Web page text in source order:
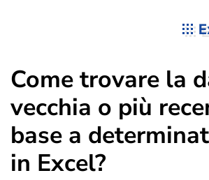
Come trovare la
vecchia o più
base a
in Excel?